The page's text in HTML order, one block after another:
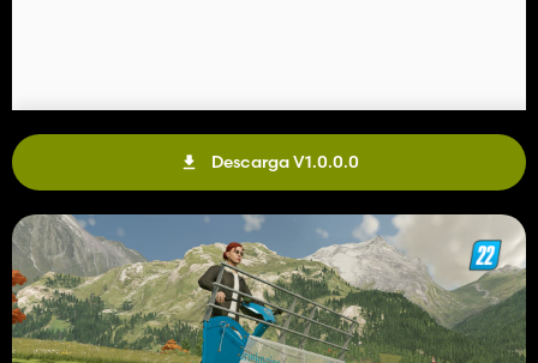
Descarga V1.0.0.0